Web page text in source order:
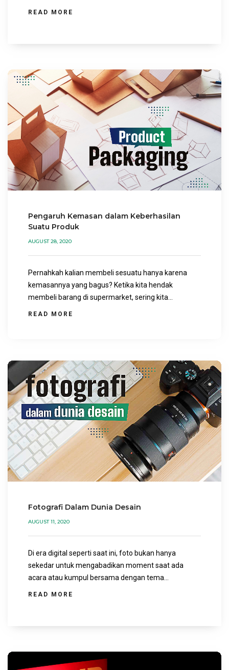
READ MORE
Pengaruh Kemasan dalam Keberhasilan
Suatu Produk
AUGUST 28, 2020
Pernahkah kalian membeli sesuatu hanya karena
kemasannya yang bagus? Ketika kita hendak
membeli barang di supermarket, sering kita...
READ MORE
Fotografi Dalam Dunia Desain
AUGUST 11, 2020
Di era digital seperti saat ini, foto bukan hanya
sekedar untuk mengabadikan moment saat ada
acara atau kumpul bersama dengan tema...
READ MORE